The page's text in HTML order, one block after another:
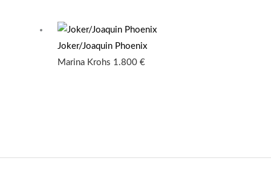
Joker/Joaquin Phoenix
Marina Krohs 1.800€